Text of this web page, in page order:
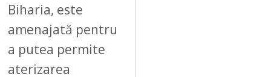
Biharia, este
amenajată pentru
a putea permite
aterizarea